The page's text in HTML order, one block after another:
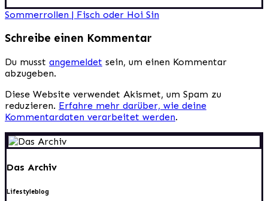
Beitragsnavigation
Sommerrollen | Fisch oder Hoi Sin
Schreibe einen Kommentar
Du musst angemeldet sein, um einen Kommentar
abzugeben.
Diese Website verwendet Akismet, um Spam zu
reduzieren. Erfahre mehr darüber, wie deine
Kommentardaten verarbeitet werden.
Das Archiv
Lifestyleblog